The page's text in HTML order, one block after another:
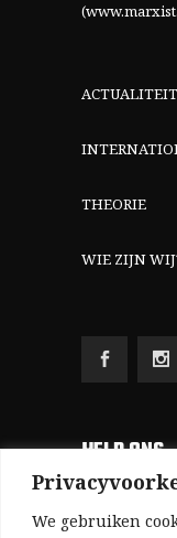
We gebruiken
ACTUALITEIT
THEORIE
WIE ZIJN
HELP ONS
Aangezien